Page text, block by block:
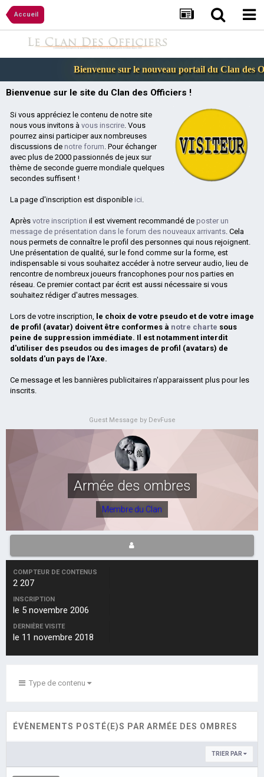
Accueil
Bienvenue sur le nouveau portail du Clan des
Bienvenue sur le site du Clan des Officiers !
Si vous appréciez le contenu de notre site
nous vous invitons à vous inscrire. Vous
pourrez ainsi participer aux nombreuses
discussions de notre forum. Pour échanger
avec plus de 2000 passionnés de jeux sur
thème de seconde guerre mondiale quelques
secondes suffisent !
La page d'inscription est disponible ici.
Après votre inscription il est vivement recommandé de poster un
message de présentation dans le forum des nouveaux arrivants. Cela
nous permets de connaître le profil des personnes qui nous rejoignent.
Une présentation de qualité, sur le fond comme sur la forme, est
indispensable si vous souhaitez accéder à notre serveur audio, lieu de
rencontre de nombreux joueurs francophones pour nos parties en
réseau. Ce premier contact par écrit est aussi nécessaire si vous
souhaitez rédiger d'autres messages.
Lors de votre inscription, le choix de votre pseudo et de votre image
de profil (avatar) doivent être conformes à notre charte sous
peine de suppression immédiate. Il est notamment interdit
d'utiliser des pseudos ou des images de profil (avatars) de
soldats d'un pays de l'Axe.
Ce message et les bannières publicitaires n'apparaissent plus pour les
inscrits.
Guest Message by DevFuse
Armée des ombres
Membre du Clan
COMPTEUR DE CONTENUS
2 207
INSCRIPTION
le 5 novembre 2006
DERNIÈRE VISITE
le 11 novembre 2018
Type de contenu
ÉVÈNEMENTS POSTÉ(E)S PAR ARMÉE DES OMBRES
TRIER PAR